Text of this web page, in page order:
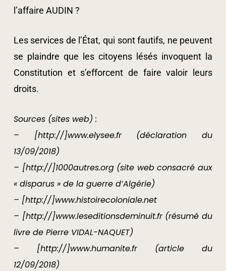
l’affaire AUDIN ?
Les services de l’État, qui sont fautifs, ne peuvent
se plaindre que les citoyens lésés invoquent la
Constitution et s’efforcent de faire valoir leurs
droits.
Sources (sites web) :
– [http://]www.elysee.fr (déclaration du
13/09/2018)
– [http://]1000autres.org (site web consacré aux
« disparus » de la guerre d’Algérie)
– [http://]www.histoirecoloniale.net
– [http://]www.leseditionsdeminuit.fr (résumé du
livre de Pierre VIDAL-NAQUET)
– [http://]www.humanite.fr (article du
12/09/2018)